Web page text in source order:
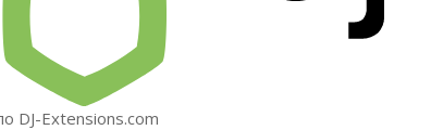
DJ-Extensions.com